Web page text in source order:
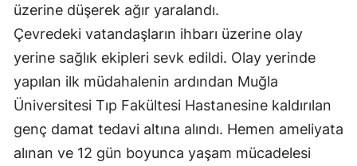
üzerine düşerek ağır yaralandı.
Çevredeki vatandaşların ihbarı üzerine olay
yerine sağlık ekipleri sevk edildi. Olay yerinde
yapılan ilk müdahalenin ardından Muğla
Üniversitesi Tıp Fakültesi Hastanesine kaldırılan
genç damat tedavi altına alındı. Hemen ameliyata
alınan ve 12 gün boyunca yaşam mücadelesi